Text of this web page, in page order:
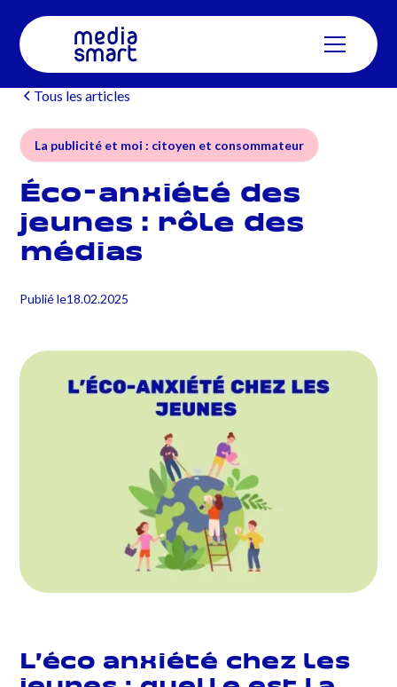
Tous les articles
La publicité et moi : citoyen et consommateur
Éco-anxiété des
jeunes : rôle des
médias
Publié le18.02.2025
L’éco anxiété chez les